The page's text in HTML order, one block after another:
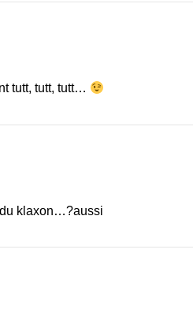
tutt, tutt, tutt…
du klaxon…?aussi